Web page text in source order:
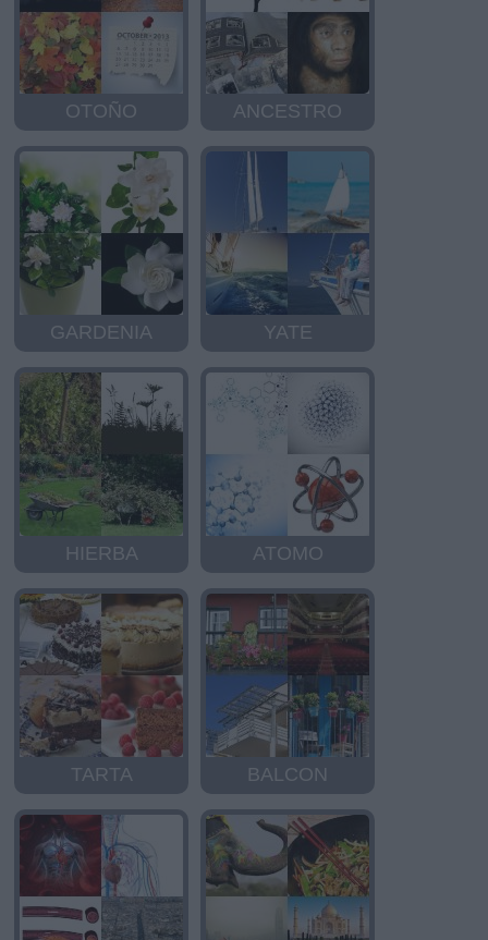
OTOÑO ANCESTRO
GARDENIA YATE
HIERBA ATOMO
TARTA BALCON